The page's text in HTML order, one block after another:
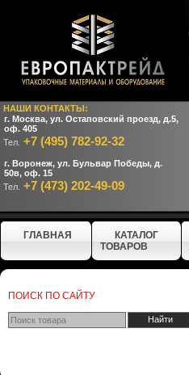
НАШИ КОНТАКТЫ:
г. Москва, ул. Остаповский проезд, д.5,
оф. 405
Тел. +7 (495) 782-92-32
г. Воронеж, ул. Бульвар Победы, д.
50в, оф. 15
Тел. +7 (473) 202-49-09
ГЛАВНАЯ
КАТАЛОГ
ТОВАРОВ
ПОИСК ПО САЙТУ